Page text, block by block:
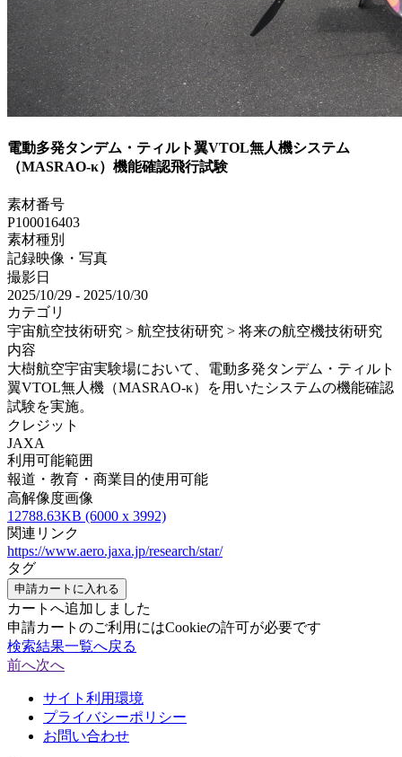
電動多発タンデム・ティルト翼VTOL無人機システム
（MASRAO-κ）機能確認飛行試験
素材番号
P100016403
素材種別
記録映像・写真
撮影日
2025/10/29 - 2025/10/30
カテゴリ
宇宙航空技術研究 > 航空技術研究 > 将来の航空機技術研究
内容
大樹航空宇宙実験場において、電動多発タンデム・ティルト
翼VTOL無人機（MASRAO-κ）を用いたシステムの機能確認
試験を実施。
クレジット
JAXA
利用可能範囲
報道・教育・商業目的使用可能
高解像度画像
12788.63KB (6000 x 3992)
関連リンク
https://www.aero.jaxa.jp/research/star/
タグ
申請カートに入れる
カートへ追加しました
申請カートのご利用にはCookieの許可が必要です
検索結果一覧へ戻る
前へ次へ
サイト利用環境
プライバシーポリシー
お問い合わせ